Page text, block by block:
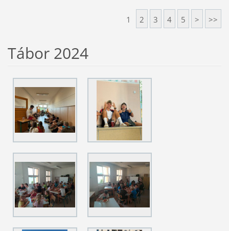
1 2 3 4 5 > >>
Tábor 2024